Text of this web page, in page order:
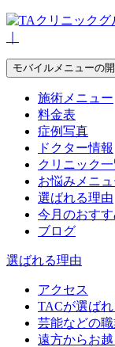
モバイルメニューの
施術メニュー
料金表
症例写真
ドクター情報
クリニック
お悩みメニ
選ばれる理由
今月のおす
ブログ
選ばれる理由
アクセス
TACが選ば
芸能などの
遠方からお